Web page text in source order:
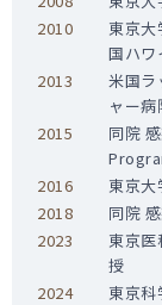
2010
東京
国ハワ
2013
米国ラ
ャー
2015
同院
2016
東京
2018
同院
2023
東京
授
2024
東京